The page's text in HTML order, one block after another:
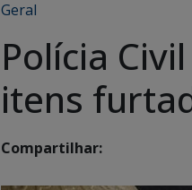
Geral
Polícia
itens
Compartilhar: